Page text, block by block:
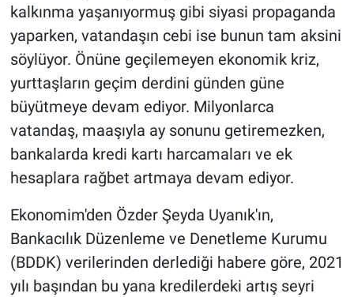
kalkınma yaşanıyormuş gibi siyasi propaganda
yaparken, vatandaşın cebi ise bunun tam aksini
söylüyor. Önüne geçilemeyen ekonomik kriz,
yurttaşların geçim derdini günden güne
büyütmeye devam ediyor. Milyonlarca
vatandaş, maaşıyla ay sonunu getiremezken,
bankalarda kredi kartı harcamaları ve ek
hesaplara rağbet artmaya devam ediyor.
Ekonomim'den Özder Şeyda Uyanık'ın,
Bankacılık Düzenleme ve Denetleme Kurumu
(BDDK) verilerinden derlediği habere göre, 2021
yılı başından bu yana kredilerdeki artış seyri
Haber
İlan
Kimdir
Koronavirüs
Ne demişti
Nedir